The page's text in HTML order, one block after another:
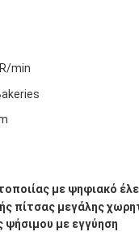
min
με ψηφιακό
πίτσας μεγάλης
ψήσιμου με εγγύηση